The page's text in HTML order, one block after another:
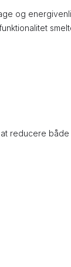
og
reducere